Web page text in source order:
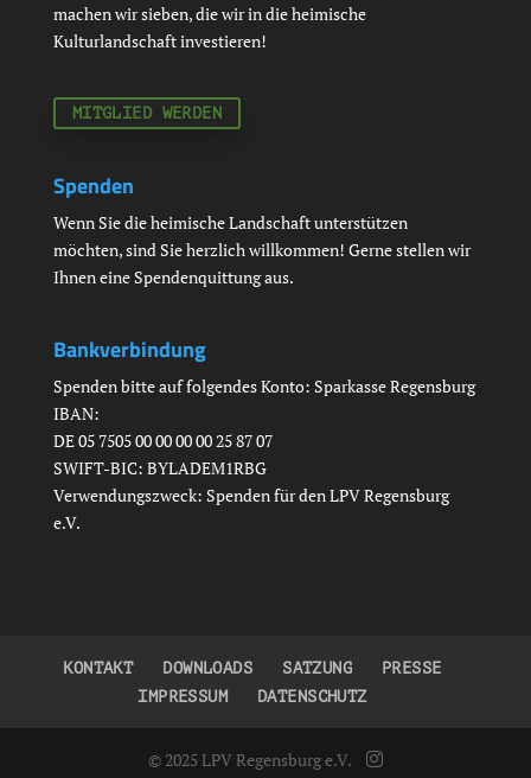
machen wir sieben, die wir in die heimische
Kulturlandschaft investieren!
MITGLIED WERDEN
Spenden
Wenn Sie die heimische Landschaft unterstützen
möchten, sind Sie herzlich willkommen! Gerne stellen wir
Ihnen eine Spendenquittung aus.
Bankverbindung
Spenden bitte auf folgendes Konto: Sparkasse Regensburg
IBAN:
DE 05 7505 00 00 00 00 25 87 07
SWIFT-BIC: BYLADEM1RBG
Verwendungszweck: Spenden für den LPV Regensburg
e.V.
KONTAKT DOWNLOADS SATZUNG
PRESSE
IMPRESSUM
DATENSCHUTZ
© 2025 LPV Regensburg e.V. 